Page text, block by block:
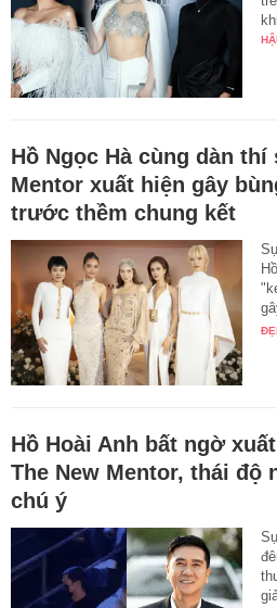
Mentor xuất hiện gây
trước thềm chung kết
The New Mentor, thái độ
chú ý